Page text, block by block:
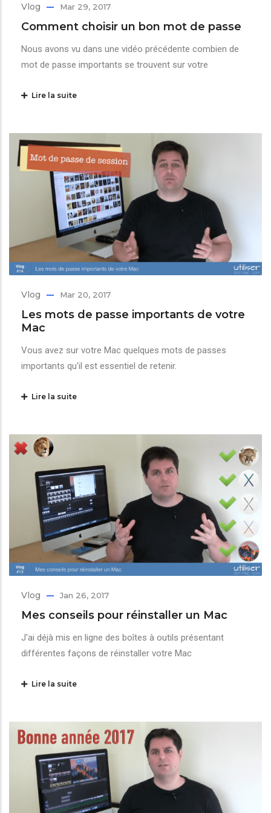
Vlog Mar 29, 2017
Comment choisir un bon mot de passe
Nous avons vu dans une vidéo précédente combien de
mot de passe importants se trouvent sur votre
Lire la suite
Vlog Mar 20, 2017
Les mots de passe importants de votre
Mac
Vous avez sur votre Mac quelques mots de passes
importants qu'il est essentiel de retenir.
Lire la suite
Vlog Jan 26, 2017
Mes conseils pour réinstaller un Mac
J'ai déjà mis en ligne des boîtes à outils présentant
différentes façons de réinstaller votre Mac
Lire la suite